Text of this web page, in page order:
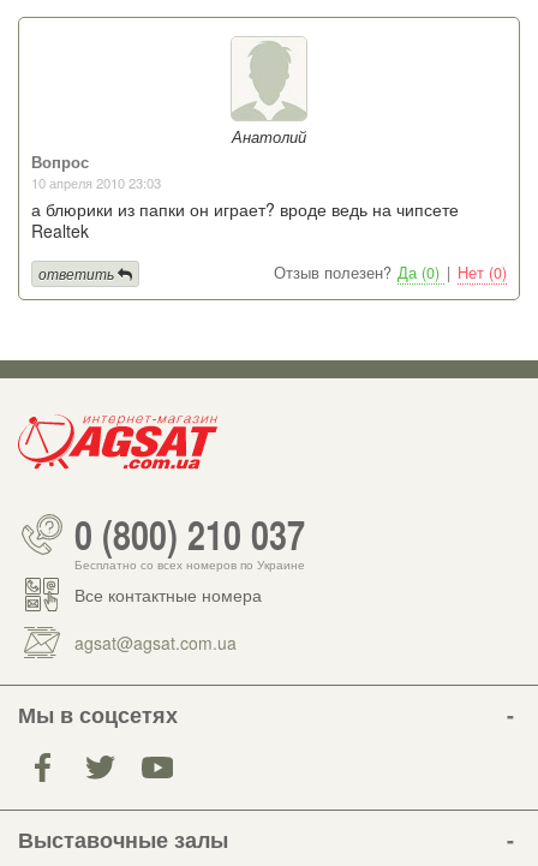
Анатолий
Вопрос
10 апреля 2010 23:03
а блюрики из папки он играет? вроде ведь на чипсете
Realtek
Отзыв полезен? Да (0) | Нет (0)
ответить
0 (800) 210 037
Бесплатно со всех номеров по Украине
Все контактные номера
agsat@agsat.com.ua
Мы в соцсетях
Выставочные залы